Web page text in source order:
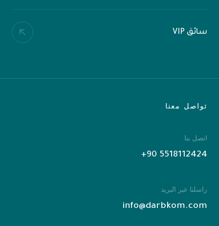
سائق VIP
تواصل معنا
اتصل بنا
‎+90 5518112424
راسلنا عبر البريد
info@darbkom.com